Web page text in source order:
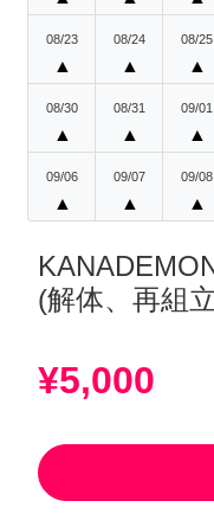
08/23
▲
08/24
▲
08/25
▲
08/30
▲
08/31
▲
09/01
▲
09/06
▲
09/07
▲
09/08
▲
(解体、再組
¥5,000